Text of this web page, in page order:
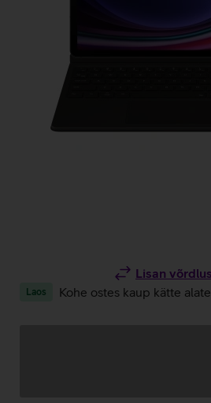
Lisan
Laos Kohe ostes kaup kätte